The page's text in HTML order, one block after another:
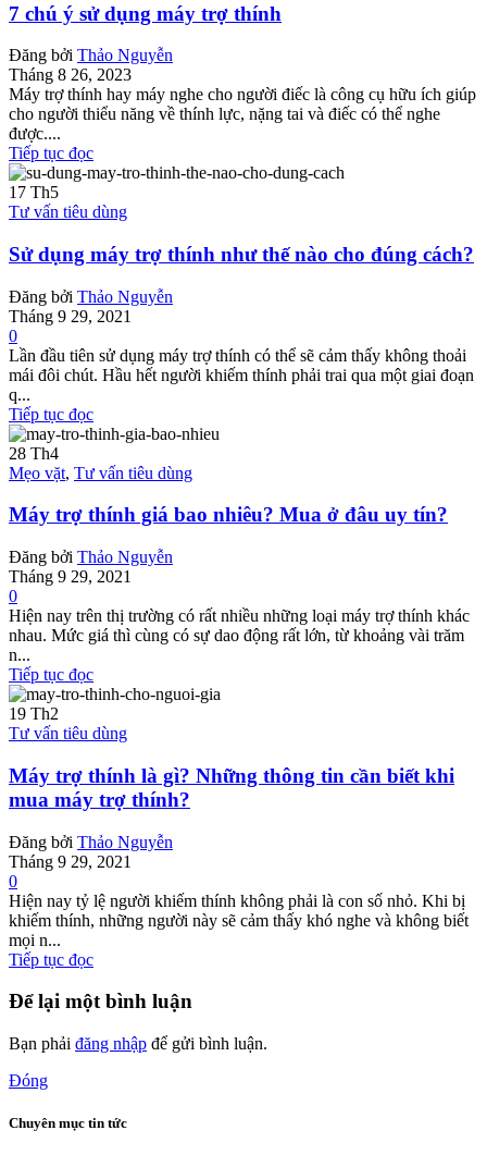
7 chú ý sử dụng máy trợ thính
Đăng bởi Thảo Nguyễn
Tháng 8 26, 2023
Máy trợ thính hay máy nghe cho người điếc là công cụ hữu ích giúp
cho người thiểu năng về thính lực, nặng tai và điếc có thể nghe
được....
Tiếp tục đọc
17 Th5
Tư vấn tiêu dùng
Sử dụng máy trợ thính như thế nào cho đúng cách?
Đăng bởi Thảo Nguyễn
Tháng 9 29, 2021
0
Lần đầu tiên sử dụng máy trợ thính có thể sẽ cảm thấy không thoải
mái đôi chút. Hầu hết người khiếm thính phải trai qua một giai đoạn
q...
Tiếp tục đọc
28 Th4
Mẹo vặt, Tư vấn tiêu dùng
Máy trợ thính giá bao nhiêu? Mua ở đâu uy tín?
Đăng bởi Thảo Nguyễn
Tháng 9 29, 2021
0
Hiện nay trên thị trường có rất nhiều những loại máy trợ thính khác
nhau. Mức giá thì cùng có sự dao động rất lớn, từ khoảng vài trăm
n...
Tiếp tục đọc
19 Th2
Tư vấn tiêu dùng
Máy trợ thính là gì? Những thông tin cần biết khi
mua máy trợ thính?
Đăng bởi Thảo Nguyễn
Tháng 9 29, 2021
0
Hiện nay tỷ lệ người khiếm thính không phải là con số nhỏ. Khi bị
khiếm thính, những người này sẽ cảm thấy khó nghe và không biết
mọi n...
Tiếp tục đọc
Để lại một bình luận
Bạn phải đăng nhập để gửi bình luận.
Đóng
Chuyên mục tin tức